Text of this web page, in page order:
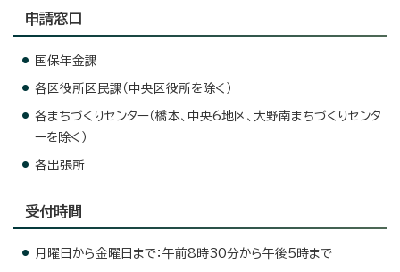
申請窓口
国保年金課
各区役所区民課（中央区役所を除く）
各まちづくりセンター（橋本、中央6地区、大野南まちづくりセンタ
ーを除く）
各出張所
受付時間
月曜日から金曜日まで：午前8時30分から午後5時まで